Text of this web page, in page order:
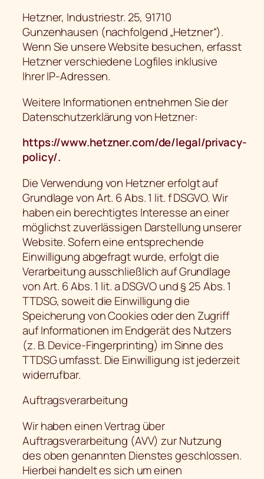
Hetzner, Industriestr. 25, 91710
Gunzenhausen (nachfolgend „Hetzner“).
Wenn Sie unsere Website besuchen, erfasst
Hetzner verschiedene Logfiles inklusive
Ihrer IP-Adressen.
Weitere Informationen entnehmen Sie der
Datenschutzerklärung von Hetzner:
https://www.hetzner.com/de/legal/privacy-
policy/.
Die Verwendung von Hetzner erfolgt auf
Grundlage von Art. 6 Abs. 1 lit. f DSGVO. Wir
haben ein berechtigtes Interesse an einer
möglichst zuverlässigen Darstellung unserer
Website. Sofern eine entsprechende
Einwilligung abgefragt wurde, erfolgt die
Verarbeitung ausschließlich auf Grundlage
von Art. 6 Abs. 1 lit. a DSGVO und § 25 Abs. 1
TTDSG, soweit die Einwilligung die
Speicherung von Cookies oder den Zugriff
auf Informationen im Endgerät des Nutzers
(z. B. Device-Fingerprinting) im Sinne des
TTDSG umfasst. Die Einwilligung ist jederzeit
widerrufbar.
Auftragsverarbeitung
Wir haben einen Vertrag über
Auftragsverarbeitung (AVV) zur Nutzung
des oben genannten Dienstes geschlossen.
Hierbei handelt es sich um einen